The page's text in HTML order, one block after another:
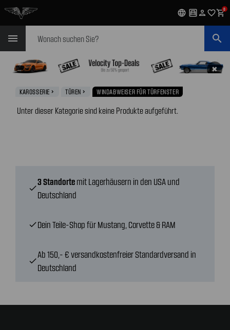
language garage person favorite_outlineshopping_cart0
menu search
✖
KAROSSERIE navigate_next TÜREN navigate_next WINDABWEISER FÜR TÜRFENSTER
Unter dieser Kategorie sind keine Produkte aufgeführt.
check
3 Standorte mit Lagerhäusern in den USA und
Deutschland
checkDein Teile-Shop für Mustang, Corvette & RAM
check
Ab 150,- € versandkostenfreier Standardversand in
Deutschland